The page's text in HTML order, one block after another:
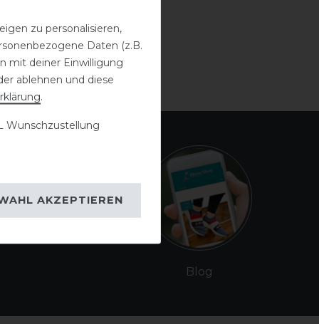
Blog
zu personalisieren,
Daten (z.B.
mit deiner Einwilligung
ablehnen und diese
.
Wunschzustellung
AKZEPTIEREN